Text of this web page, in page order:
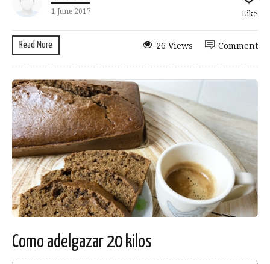
1 June 2017 Like
Read More Comment
26 Views
Como adelgazar 20 kilos